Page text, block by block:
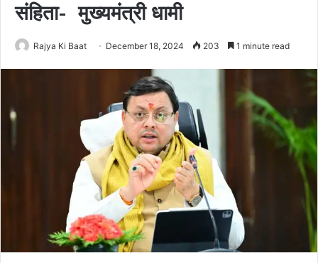
संहिता- मुख्यमंत्री धामी
Rajya Ki Baat December 18, 2024 203 1 minute read